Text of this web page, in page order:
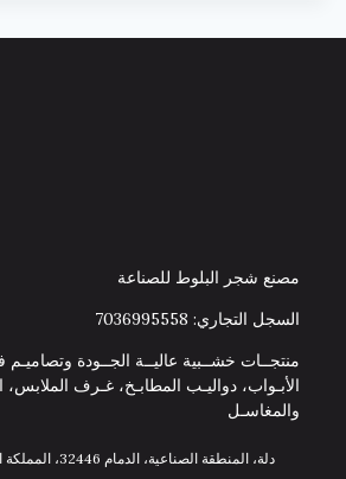
مصنع شجر البلوط للصناعة
السجل التجاري: 7036995558
منتجــات خشــبية عاليــة الجــودة
الأبـواب، دواليـب المطابـخ، غـرف الملابس،
والمغاسـل
دلة، المنطقة الصناعية، الدمام 32446، المملكة العربية السعودية